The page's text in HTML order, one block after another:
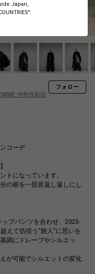
Japan,
伊勢丹新宿
フォロー
コーデ
トになっています。
の裾を一部見返し返しにし
ップパンツを合わせ、2023-
えて彷徨う“旅人”に思いを
調にドレープやシルエッ
が可能でシルエットの変化